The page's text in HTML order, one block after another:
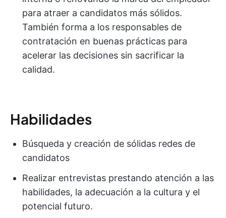
para atraer a candidatos más sólidos.
También forma a los responsables de
contratación en buenas prácticas para
acelerar las decisiones sin sacrificar la
calidad.
Habilidades
Búsqueda y creación de sólidas redes de
candidatos
Realizar entrevistas prestando atención a las
habilidades, la adecuación a la cultura y el
potencial futuro.